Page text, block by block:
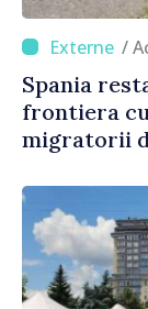
/
Spania
frontiera
migratorii